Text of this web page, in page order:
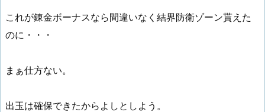
これが錬金ボーナスなら間違いなく結界防衛ゾーン貰えた
のに・・・
まぁ仕方ない。
出玉は確保できたからよしとしよう。